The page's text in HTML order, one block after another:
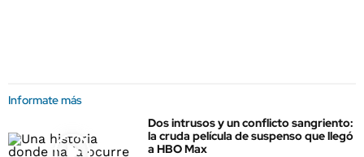
Informate más
Dos intrusos y un conflicto sangriento:
la cruda película de suspenso que llegó
a HBO Max